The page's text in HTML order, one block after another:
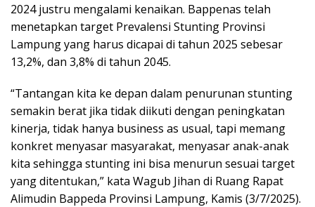
2024 justru mengalami kenaikan. Bappenas telah
menetapkan target Prevalensi Stunting Provinsi
Lampung yang harus dicapai di tahun 2025 sebesar
13,2%, dan 3,8% di tahun 2045.
“Tantangan kita ke depan dalam penurunan stunting
semakin berat jika tidak diikuti dengan peningkatan
kinerja, tidak hanya business as usual, tapi memang
konkret menyasar masyarakat, menyasar anak-anak
kita sehingga stunting ini bisa menurun sesuai target
yang ditentukan,” kata Wagub Jihan di Ruang Rapat
Alimudin Bappeda Provinsi Lampung, Kamis (3/7/2025).